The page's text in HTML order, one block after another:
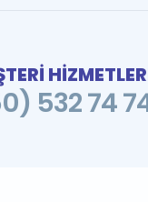
532 74